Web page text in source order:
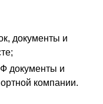
документы и
документы и
компании.